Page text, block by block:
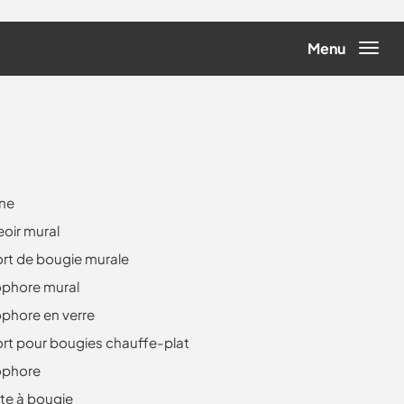
Menu
mural
de bougie murale
mural
en verre
pour bougies chauffe-plat
à bougie